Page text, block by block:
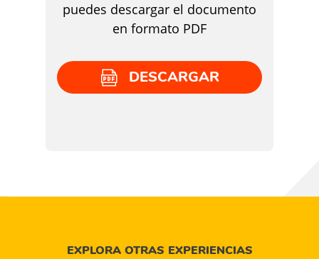
puedes descargar el documento
en formato PDF
DESCARGAR
EXPLORA OTRAS EXPERIENCIAS